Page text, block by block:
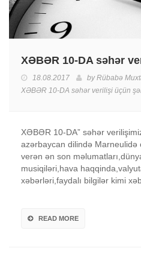
XƏBƏR 10-DA səhər
18.08.2017 byRübabə
XƏBƏR 10-DA səhər verilişi üçün
XƏBƏR 10-DA” səhər
azərbaycan dilində Marneulidə
verən ən son
musiqiləri,hava
xəbərləri,faydalı bilgilər kimi
READ MORE